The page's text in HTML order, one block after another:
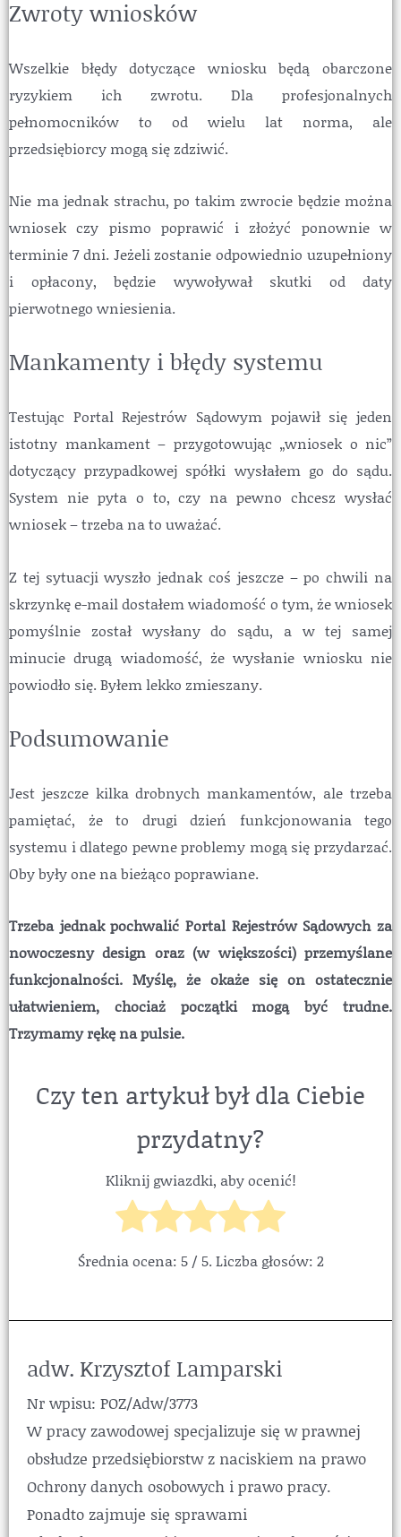
Zwroty wniosków
Wszelkie błędy dotyczące wniosku będą obarczone
ryzykiem ich zwrotu. Dla profesjonalnych
pełnomocników to od wielu lat norma, ale
przedsiębiorcy mogą się zdziwić.
Nie ma jednak strachu, po takim zwrocie będzie można
wniosek czy pismo poprawić i złożyć ponownie w
terminie 7 dni. Jeżeli zostanie odpowiednio uzupełniony
i opłacony, będzie wywoływał skutki od daty
pierwotnego wniesienia.
Mankamenty i błędy systemu
Testując Portal Rejestrów Sądowym pojawił się jeden
istotny mankament – przygotowując „wniosek o nic”
dotyczący przypadkowej spółki wysłałem go do sądu.
System nie pyta o to, czy na pewno chcesz wysłać
wniosek – trzeba na to uważać.
Z tej sytuacji wyszło jednak coś jeszcze – po chwili na
skrzynkę e-mail dostałem wiadomość o tym, że wniosek
pomyślnie został wysłany do sądu, a w tej samej
minucie drugą wiadomość, że wysłanie wniosku nie
powiodło się. Byłem lekko zmieszany.
Podsumowanie
Jest jeszcze kilka drobnych mankamentów, ale trzeba
pamiętać, że to drugi dzień funkcjonowania tego
systemu i dlatego pewne problemy mogą się przydarzać.
Oby były one na bieżąco poprawiane.
Trzeba jednak pochwalić Portal Rejestrów Sądowych za
nowoczesny design oraz (w większości) przemyślane
funkcjonalności. Myślę, że okaże się on ostatecznie
ułatwieniem, chociaż początki mogą być trudne.
Trzymamy rękę na pulsie.
Czy ten artykuł był dla Ciebie
przydatny?
Kliknij gwiazdki, aby ocenić!
Średnia ocena: 5/ 5. Liczba głosów: 2
adw. Krzysztof Lamparski
Nr wpisu: POZ/Adw/3773
W pracy zawodowej specjalizuje się w prawnej
obsłudze przedsiębiorstw z naciskiem na prawo
Ochrony danych osobowych i prawo pracy.
Ponadto zajmuje się sprawami